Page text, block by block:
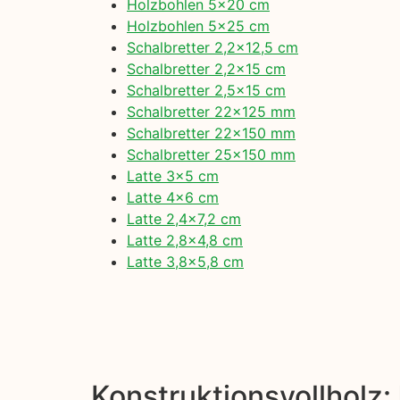
Holzbohlen 5×20 cm
Holzbohlen 5×25 cm
Schalbretter 2,2×12,5 cm
Schalbretter 2,2×15 cm
Schalbretter 2,5×15 cm
Schalbretter 22×125 mm
Schalbretter 22×150 mm
Schalbretter 25×150 mm
Latte 3×5 cm
Latte 4×6 cm
Latte 2,4×7,2 cm
Latte 2,8×4,8 cm
Latte 3,8×5,8 cm